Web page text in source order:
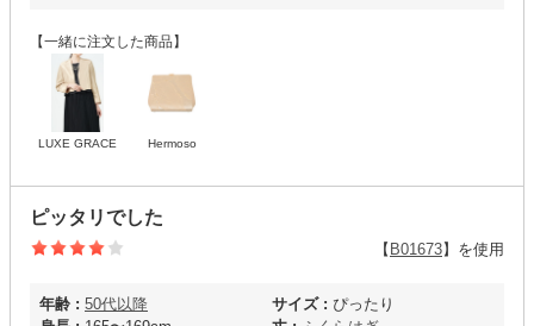
【一緒に注文した商品】
LUXE GRACE Hermoso
ピッタリでした
【 B01673】を使用
年齢 : 50代以降
サイズ : ぴったり